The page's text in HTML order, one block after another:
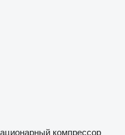
компрессор